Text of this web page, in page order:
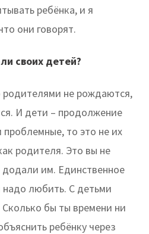
ребёнка, и я
они говорят.
своих детей?
родителями не рождаются,
И дети – продолжение
то это не их
родителя. Это вы не
додали им. Единственное
любить. С детьми
бы ты времени ни
ребёнку через